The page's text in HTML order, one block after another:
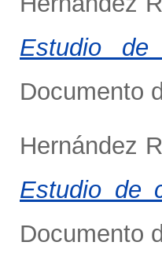
Estudio
Documento
Hernández
Estudio de
Documento